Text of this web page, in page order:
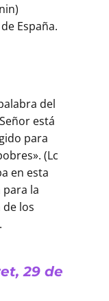
España.
del
está
para
(Lc
en esta
para la
los
29 de